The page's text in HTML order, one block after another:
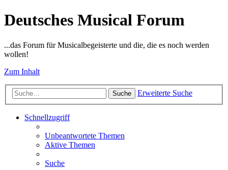
Deutsches Musical Forum
...das Forum für Musicalbegeisterte und die, die es noch werden
wollen!
Zum Inhalt
Suche Erweiterte Suche
Schnellzugriff
Unbeantwortete Themen
Aktive Themen
Suche